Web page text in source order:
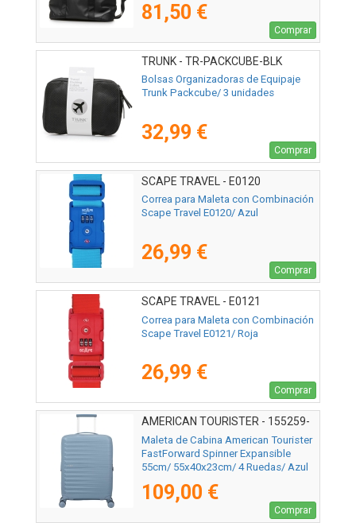
81,50 €
Comprar
TRUNK - TR-PACKCUBE-BLK
Bolsas Organizadoras de Equipaje
Trunk Packcube/ 3 unidades
32,99 €
Comprar
SCAPE TRAVEL - E0120
Correa para Maleta con Combinación
Scape Travel E0120/ Azul
26,99 €
Comprar
SCAPE TRAVEL - E0121
Correa para Maleta con Combinación
Scape Travel E0121/ Roja
26,99 €
Comprar
AMERICAN TOURISTER - 155259-
1827
Maleta de Cabina American Tourister
FastForward Spinner Expansible
55cm/ 55x40x23cm/ 4 Ruedas/ Azul
109,00 €
Comprar